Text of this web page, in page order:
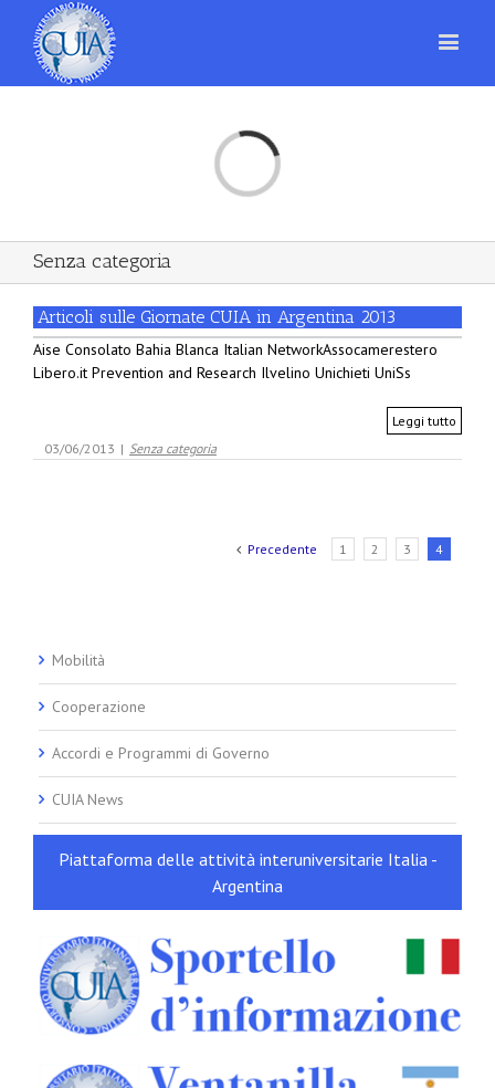
Loading...
Senza categoria
Articoli sulle Giornate CUIA in Argentina 2013
Aise Consolato Bahia Blanca Italian NetworkAssocamerestero
Libero.it Prevention and Research Ilvelino Unichieti UniSs
Leggi tutto
03/06/2013 | Senza categoria
Precedente 1 2 3 4
Mobilità
Cooperazione
Accordi e Programmi di Governo
CUIA News
Piattaforma delle attività interuniversitarie Italia -
Argentina